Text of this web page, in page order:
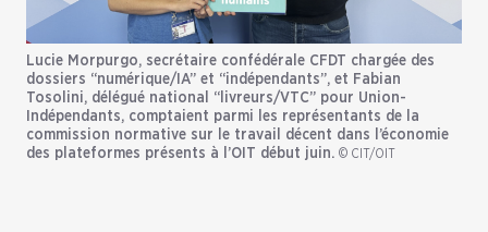
Lucie Morpurgo, secrétaire confédérale CFDT chargée des
dossiers “numérique/IA” et “indépendants”, et Fabian
Tosolini, délégué national “livreurs/VTC” pour Union-
Indépendants, comptaient parmi les représentants de la
commission normative sur le travail décent dans l’économie
des plateformes présents à l’OIT début juin. © CIT/OIT